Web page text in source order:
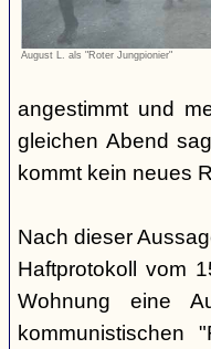
August L. als "Roter Jungpionier"
angestimmt und
gleichen Abend
kommt kein neues
Nach dieser
Haftprotokoll vom
Wohnung eine